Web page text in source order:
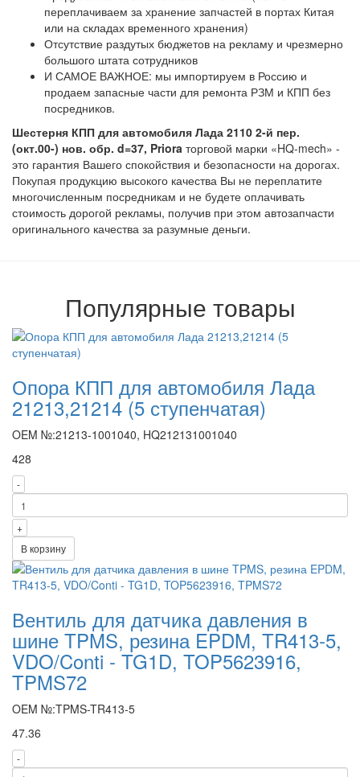
переплачиваем за хранение запчастей в портах Китая
или на складах временного хранения)
Отсутствие раздутых бюджетов на рекламу и чрезмерно
большого штата сотрудников
И САМОЕ ВАЖНОЕ: мы импортируем в Россию и
продаем запасные части для ремонта РЗМ и КПП без
посредников.
Шестерня КПП для автомобиля Лада 2110 2-й пер.
(окт.00-) нов. обр. d=37, Priora торговой марки «HQ-mech» -
это гарантия Вашего спокойствия и безопасности на дорогах.
Покупая продукцию высокого качества Вы не переплатите
многочисленным посредникам и не будете оплачивать
стоимость дорогой рекламы, получив при этом автозапчасти
оригинального качества за разумные деньги.
Популярные товары
Опора КПП для автомобиля Лада
21213,21214 (5 ступенчатая)
OEM №:21213-1001040, HQ212131001040
428
-
+
В корзину
Вентиль для датчика давления в
шине TPMS, резина EPDM, TR413-5,
VDO/Conti - TG1D, TOP5623916,
TPMS72
OEM №:TPMS-TR413-5
47.36
-